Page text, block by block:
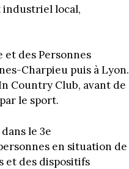
industriel local,
et des Personnes
Charpieu puis à Lyon.
Country Club, avant de
le sport.
le 3e
en situation de
et des dispositifs